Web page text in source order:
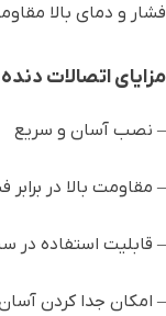
فشار و دمای بالا
مزایای اتصالات
– نصب آسان و سریع
– مقاومت بالا در برابر
– قابلیت استفاده در
– امکان جدا کردن